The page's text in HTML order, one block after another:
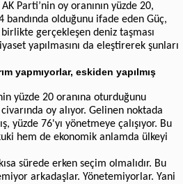
Parti’nin oy oranının yüzde 20,
bandında olduğunu ifade eden Güç,
gerçekleşen deniz taşması
yapılmasını da eleştirerek şunları
yapmıyorlar, eskiden yapılmış
yüzde 20 oranına oturduğunu
oy alıyor. Gelinen noktada
yüzde 76'yı yönetmeye çalışıyor. Bu
hem de ekonomik anlamda ülkeyi
sürede erken seçim olmalıdır. Bu
arkadaşlar. Yönetemiyorlar. Yani